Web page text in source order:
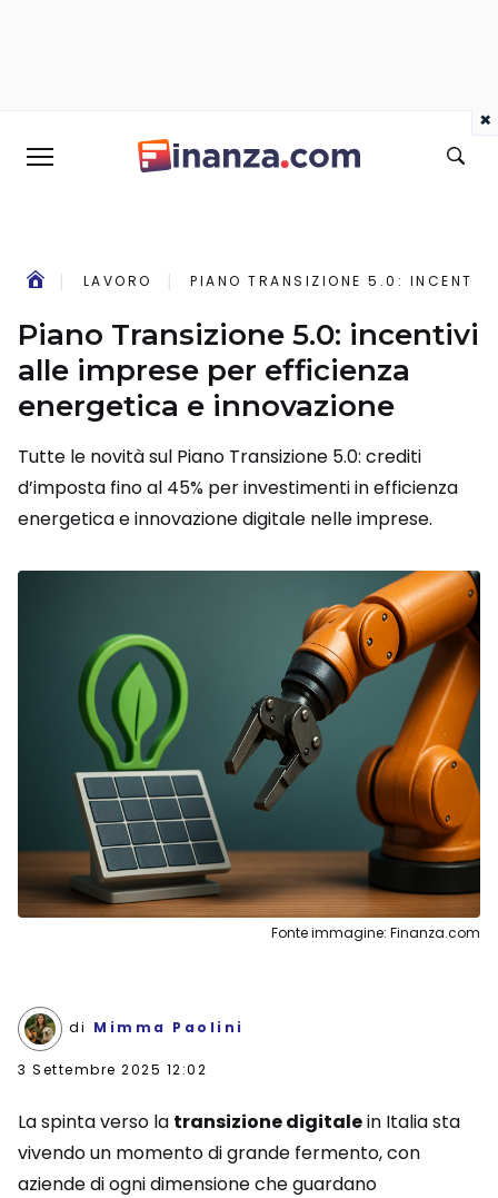
LAVORO PIANO TRANSIZIONE 5.0: INCENTIVI
Piano Transizione 5.0: incentivi
alle imprese per efficienza
energetica e innovazione
Tutte le novità sul Piano Transizione 5.0: crediti
d’imposta fino al 45% per investimenti in efficienza
energetica e innovazione digitale nelle imprese.
Fonte immagine: Finanza.com
di Mimma Paolini
3 Settembre 2025 12:02
La spinta verso la transizione digitalein Italia sta
vivendo un momento di grande fermento, con
aziende di ogni dimensione che guardano
×